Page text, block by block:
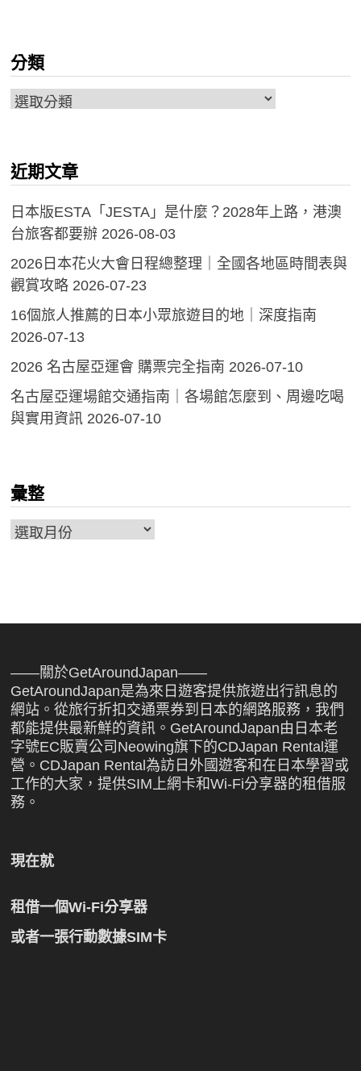
分類
分
近期文章
日本版ESTA「JESTA」是什麼？2028年上路，港澳
台旅客都要辦 2026-08-03
2026日本花火大會日程總整理｜全國各地區時間表與
觀賞攻略 2026-07-23
16個旅人推薦的日本小眾旅遊目的地｜深度指南
2026-07-13
2026 名古屋亞運會 購票完全指南 2026-07-10
名古屋亞運場館交通指南｜各場館怎麼到、周邊吃喝
與實用資訊 2026-07-10
彙整
彙
——關於GetAroundJapan——
GetAroundJapan是為來日遊客提供旅遊出行訊息的
網站。從旅行折扣交通票券到日本的網路服務，我們
都能提供最新鮮的資訊。GetAroundJapan由日本老
字號EC販賣公司Neowing旗下的CDJapan Rental運
營。CDJapan Rental為訪日外國遊客和在日本學習或
工作的大家，提供SIM上網卡和Wi-Fi分享器的租借服
務。
現在就
租借一個Wi-Fi分享器
或者一張行動數據SIM卡